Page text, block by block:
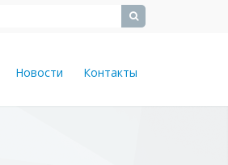
Новости Контакты